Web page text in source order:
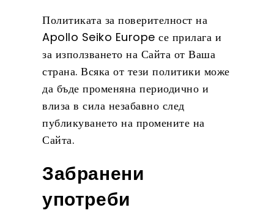
Политиката за поверителност на
Apollo Seiko Europe се прилага и
за използването на Сайта от Ваша
страна. Всяка от тези политики може
да бъде променяна периодично и
влиза в сила незабавно след
публикуването на промените на
Сайта.
Забранени
употреби